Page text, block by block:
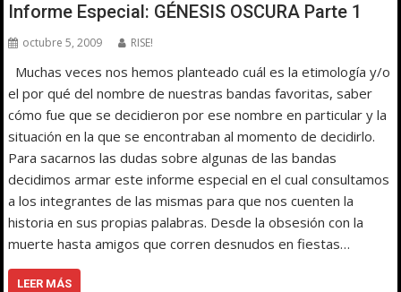
Informe Especial: GÉNESIS OSCURA Parte 1
octubre 5, 2009 RISE!
Muchas veces nos hemos planteado cuál es la etimología y/o
el por qué del nombre de nuestras bandas favoritas, saber
cómo fue que se decidieron por ese nombre en particular y la
situación en la que se encontraban al momento de decidirlo.
Para sacarnos las dudas sobre algunas de las bandas
decidimos armar este informe especial en el cual consultamos
a los integrantes de las mismas para que nos cuenten la
historia en sus propias palabras. Desde la obsesión con la
muerte hasta amigos que corren desnudos en fiestas…
LEER MÁS